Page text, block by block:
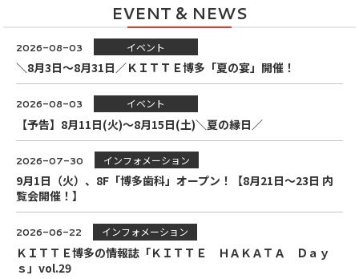
EVENT & NEWS
2026-08-03 イベント
＼8月3日～8月31日／ＫＩＴＴＥ博多「夏の宴」開催！
2026-08-03 イベント
【予告】8月11日(火)～8月15日(土)＼夏の縁日／
2026-07-30 インフォメーション
9月1日（火）、8F「博多歯科」オープン！【8月21日～23日 内
覧会開催！】
2026-06-22 インフォメーション
ＫＩＴＴＥ博多の情報誌「ＫＩＴＴＥ ＨＡＫＡＴＡ Ｄａｙ
ｓ」vol.29